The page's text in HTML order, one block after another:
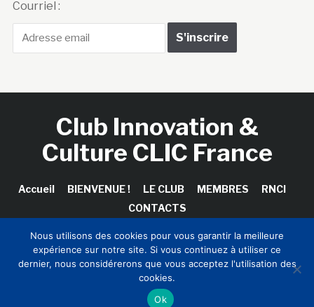
Courriel :
Club Innovation &
Culture CLIC France
Accueil BIENVENUE ! LE CLUB MEMBRES
RNCI
CONTACTS
Copyright © 2026 Club Innovation & Culture CLIC France /
Sinapses Conseils
Nous utilisons des cookies pour vous garantir la meilleure
expérience sur notre site. Si vous continuez à utiliser ce
dernier, nous considérerons que vous acceptez l'utilisation des
cookies.
Ok